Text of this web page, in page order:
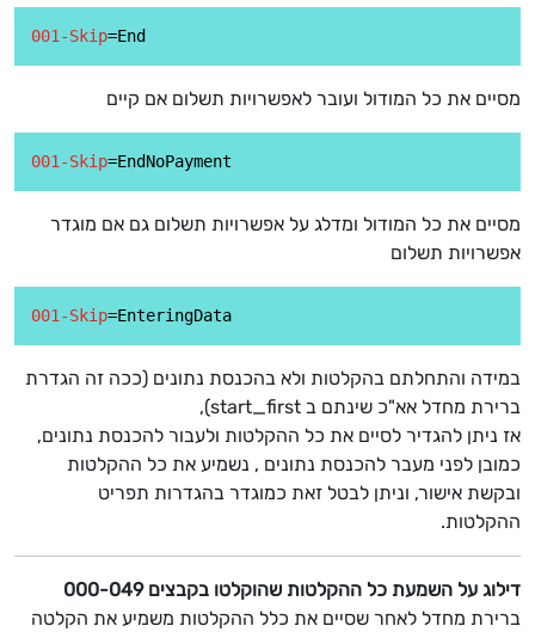
001-Skip
מסיים את כל המודול ועובר לאפשרויות תשלום אם קיים
001-Skip
מסיים את כל המודול ומדלג על אפשרויות תשלום גם אם מוגדר
אפשרויות תשלום
001-Skip
במידה והתחלתם בהקלטות ולא בהכנסת נתונים (ככה זה הגדרת
ברירת מחדל אא"כ שינתם ב start_first),
אז ניתן להגדיר לסיים את כל ההקלטות ולעבור להכנסת נתונים,
כמובן לפני מעבר להכנסת נתונים , נשמיע את כל ההקלטות
ובקשת אישור, וניתן לבטל זאת כמוגדר בהגדרות תפריט
ההקלטות.
דילוג על השמעת כל ההקלטות שהוקלטו בקבצים 000-049
ברירת מחדל לאחר שסיים את כלל ההקלטות משמיע את הקלטה